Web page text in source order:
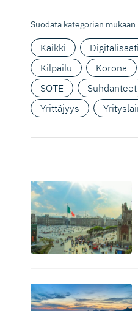
Suodata kategorian mukaan
Kaikki
Kilpailu
Korona
SOTE
Suhdanteet
Yrittäjyys